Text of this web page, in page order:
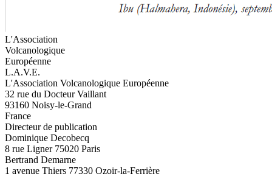
L'Association
Volcanologique
Européenne
L.A.V.E.
L'Association Volcanologique Européenne
32 rue du Docteur Vaillant
93160 Noisy-le-Grand
France
Directeur de publication
Dominique Decobecq
8 rue Ligner 75020 Paris
Bertrand Demarne
1 avenue Thiers 77330 Ozoir-la-Ferrière